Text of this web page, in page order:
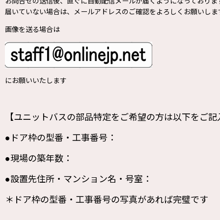
届いていない場合は、メールアドレスのご確認をよろしくお願いしま
画像を送る場合は
にお願いいたします
【ユニットバスの部品特定をご希望の方は以下をご記
●ドア枠の型番・工事番号：
●現場の築年数：
●設置先住所・マンション名・号室：
＊ドア枠の型番・工事番号の写真があれば完璧です